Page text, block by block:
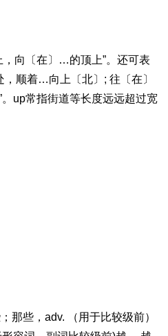
向〔在〕…的顶上”。还可表
顺着…向上〔北〕; 往〔在〕
up常指街道等长度远远超过宽
那些，adv. （用于比较级前）